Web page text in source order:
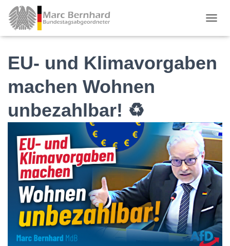
EU- und Klimavorgaben
machen Wohnen
unbezahlbar! ♻️